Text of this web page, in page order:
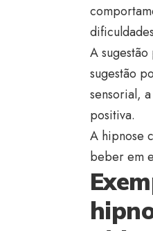
A
sugestão
sensorial,
positiva.
A hipnose
beber em